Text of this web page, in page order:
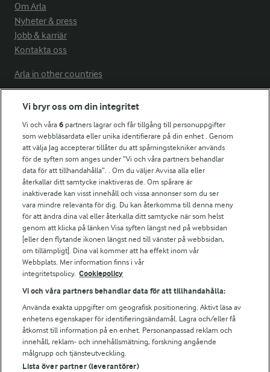
Om Arla
Nyheter & press
Jobb & karriär
Kontakta oss
Arla in other countries
För ägare
Arlas kundportal
Arla.com
Falbygdens Ost
Arla webbshop
Bildbank
Följ oss
Vi bryr oss om din integritet
Vi och våra6 partners lagrar och får tillgång till personuppgifter
som webbläsardata eller unika identifierare på din enhet . Genom
att välja Jag accepterar tillåter du att spårningstekniker används
för de syften som anges under ”Vi och våra partners behandlar
data för att tillhandahålla”. . Om du väljer Avvisa alla eller
återkallar ditt samtycke inaktiveras de. Om spårare är
inaktiverade kan visst innehåll och vissa annonser som du ser
vara mindre relevanta för dig. Du kan återkomma till denna meny
för att ändra dina val eller återkalla ditt samtycke när som helst
genom att klicka på länken Visa syften längst ned på webbsidan
[eller den flytande ikonen längst ned till vänster på webbsidan,
om tillämpligt]. Dina val kommer att ha effekt inom vår
Webbplats. Mer information finns i vår
integritetspolicy. Cookiepolicy
Vi och våra partners behandlar data för att tillhandahålla:
Använda exakta uppgifter om geografisk positionering. Aktivt läsa av
enhetens egenskaper för identifieringsändamål. Lagra och/eller få
åtkomst till information på en enhet. Personanpassad reklam och
innehåll, reklam- och innehållsmätning, forskning angående
målgrupp och tjänsteutveckling.
Lista över partner (leverantörer)